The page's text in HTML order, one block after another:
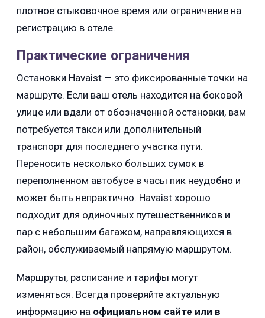
плотное стыковочное время или ограничение на
регистрацию в отеле.
Практические ограничения
Остановки Havaist — это фиксированные точки на
маршруте. Если ваш отель находится на боковой
улице или вдали от обозначенной остановки, вам
потребуется такси или дополнительный
транспорт для последнего участка пути.
Переносить несколько больших сумок в
переполненном автобусе в часы пик неудобно и
может быть непрактично. Havaist хорошо
подходит для одиночных путешественников и
пар с небольшим багажом, направляющихся в
район, обслуживаемый напрямую маршрутом.
Маршруты, расписание и тарифы могут
изменяться. Всегда проверяйте актуальную
информацию на официальном сайте или в